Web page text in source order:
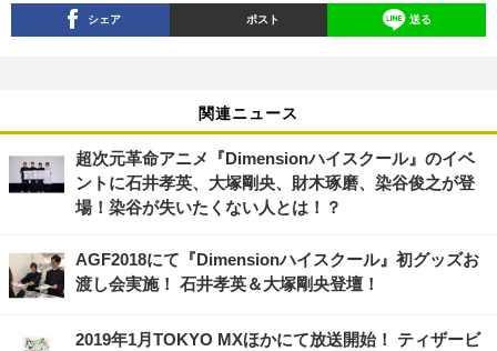
シェア ポスト 送る
関連ニュース
超次元革命アニメ『Dimensionハイスクール』のイベ
ントに石井孝英、大塚剛央、財木琢磨、染谷俊之が登
場！染谷が失いたくない人とは！？
AGF2018にて『Dimensionハイスクール』初グッズお
渡し会実施！ 石井孝英＆大塚剛央登壇！
2019年1月TOKYO MXほかにて放送開始！ ティザービ